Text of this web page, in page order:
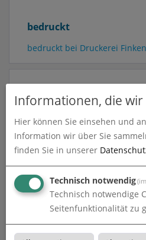
bedruckt
bedruckt bei Druckerei
unbedruckt
unbedruckt bei Druckerei
Informationen, die
Hier können Sie einsehen und
Information wir über Sie
finden Sie in unserer
Technisch notwendig
Technisch notwendige
Seitenfunktionalität zu